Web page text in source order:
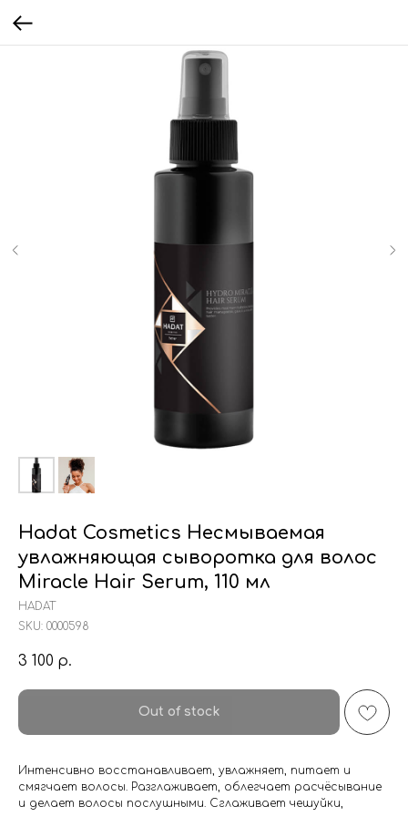
Hadat Cosmetics Несмываемая
увлажняющая сыворотка для волос
Miracle Hair Serum, 110 мл
HADAT
SKU: 0000598
3 100 р.
Out of stock
Интенсивно восстанавливает, увлажняет, питает и
смягчает волосы. Разглаживает, облегчает расчёсывание
и делает волосы послушными. Сглаживает чешуйки,